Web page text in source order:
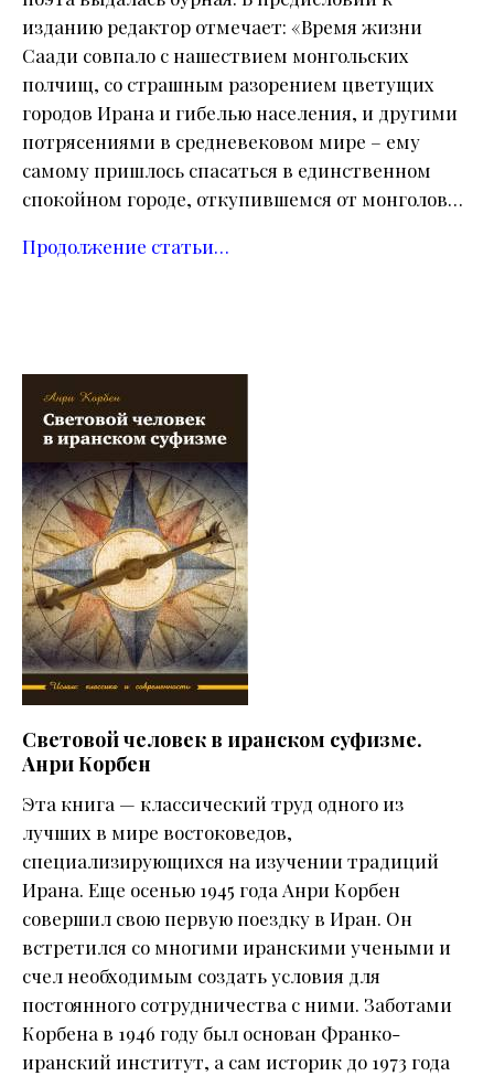
изданию редактор отмечает: «Время жизни
Саади совпало с нашествием монгольских
полчищ, со страшным разорением цветущих
городов Ирана и гибелью населения, и другими
потрясениями в средневековом мире – ему
самому пришлось спасаться в единственном
спокойном городе, откупившемся от монголов…
Продолжение статьи…
Световой человек в иранском суфизме.
Анри Корбен
Эта книга — классический труд одного из
лучших в мире востоковедов,
специализирующихся на изучении традиций
Ирана. Еще осенью 1945 года Анри Корбен
совершил свою первую поездку в Иран. Он
встретился со многими иранскими учеными и
счел необходимым создать условия для
постоянного сотрудничества с ними. Заботами
Корбена в 1946 году был основан Франко-
иранский институт, а сам историк до 1973 года